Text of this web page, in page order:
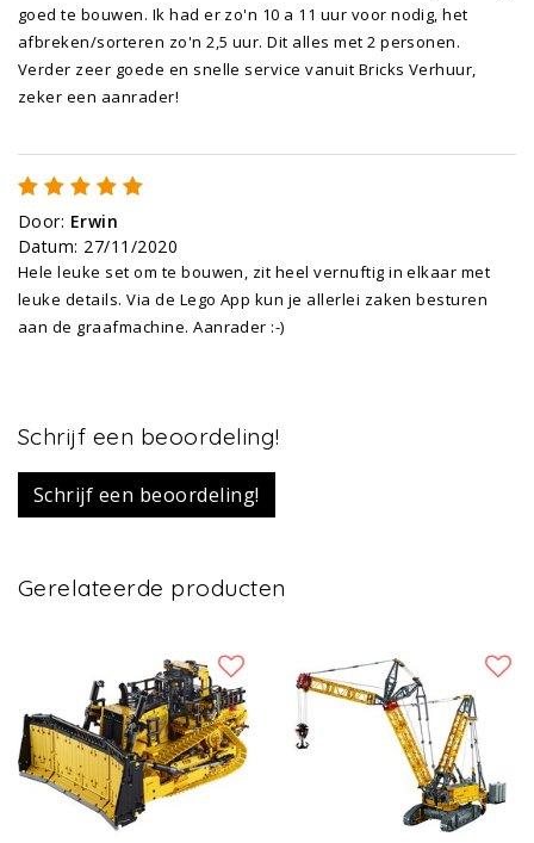
goed te bouwen. Ik had er zo'n 10 a 11 uur voor nodig, het
afbreken/sorteren zo'n 2,5 uur. Dit alles met 2 personen.
Verder zeer goede en snelle service vanuit Bricks Verhuur,
zeker een aanrader!
Door: Erwin
Datum: 27/11/2020
Hele leuke set om te bouwen, zit heel vernuftig in elkaar met
leuke details. Via de Lego App kun je allerlei zaken besturen
aan de graafmachine. Aanrader :-)
Schrijf een beoordeling!
Schrijf een beoordeling!
Gerelateerde producten